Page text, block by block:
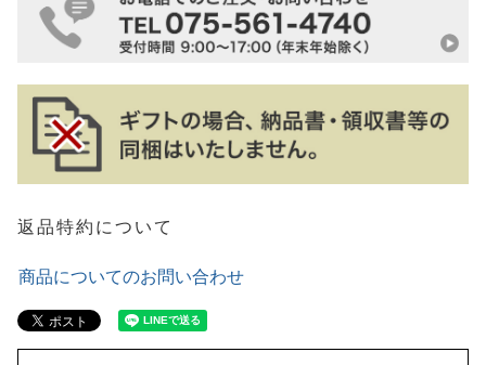
返品特約について
商品についてのお問い合わせ